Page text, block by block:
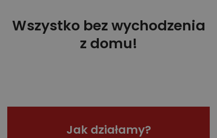
Wszystko bez wychodzenia
z domu!
Jak działamy?